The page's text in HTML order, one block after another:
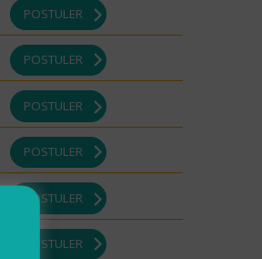
POSTULER
POSTULER
POSTULER
POSTULER
POSTULER
POSTULER